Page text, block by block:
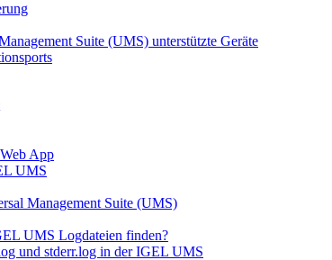
Suite (UMS) unterstützte Geräte
App
UMS
Management Suite (UMS)
UMS Logdateien finden?
und stderr.log in der IGEL UMS